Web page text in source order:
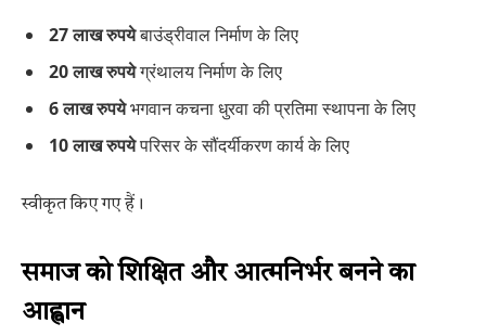
27 लाख रुपयेबाउंड्रीवाल निर्माण के लिए
20 लाख रुपयेग्रंथालय निर्माण के लिए
6 लाख रुपयेभगवान कचना धुरवा की प्रतिमा स्थापना के लिए
10 लाख रुपयेपरिसर के सौंदर्यीकरण कार्य के लिए
स्वीकृत किए गए हैं।
समाज को शिक्षित और आत्मनिर्भर बनने का
आह्वान